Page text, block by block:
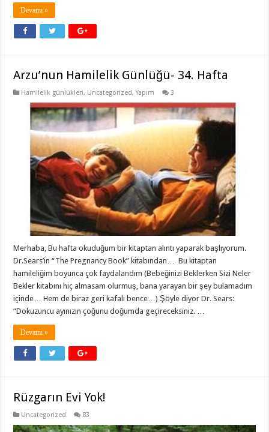
Devamı »
Arzu’nun Hamilelik Günlüğü- 34. Hafta
Hamilelik günlükleri, Uncategorized,Yapım 3
Merhaba, Bu hafta okuduğum bir kitaptan alıntı yaparak başlıyorum.
Dr.Sears’in “The Pregnancy Book” kitabından… Bu kitaptan
hamileliğim boyunca çok faydalandım (Bebeğinizi Beklerken Sizi Neler
Bekler kitabını hiç almasam olurmuş, bana yarayan bir şey bulamadım
içinde… Hem de biraz geri kafalı bence…) Şöyle diyor Dr. Sears:
“Dokuzuncu ayınızın çoğunu doğumda geçireceksiniz. …
Devamı »
Rüzgarın Evi Yok!
Uncategorized 83